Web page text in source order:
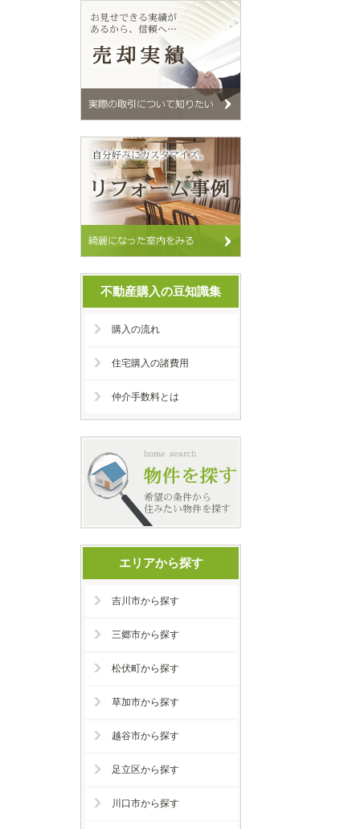
不動産購入の豆知識集
購入の流れ
住宅購入の諸費用
仲介手数料とは
エリアから探す
吉川市から探す
三郷市から探す
松伏町から探す
草加市から探す
越谷市から探す
足立区から探す
川口市から探す